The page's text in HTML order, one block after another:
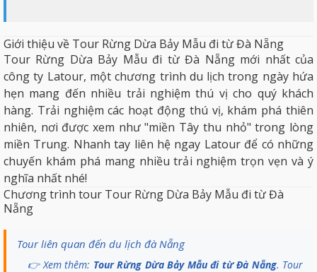
Giới thiệu về Tour Rừng Dừa Bảy Mẫu đi từ Đà Nẵng
Tour Rừng Dừa Bảy Mẫu đi từ Đà Nẵng mới nhất của
công ty Latour, một chương trình du lịch trong ngày hứa
hẹn mang đến nhiều trải nghiệm thú vị cho quý khách
hàng. Trải nghiệm các hoạt động thú vị, khám phá thiên
nhiên, nơi được xem như "miền Tây thu nhỏ" trong lòng
miền Trung. Nhanh tay liên hệ ngay Latour để có những
chuyến khám phá mang nhiều trải nghiệm trọn vẹn và ý
nghĩa nhất nhé!
Chương trình tour Tour Rừng Dừa Bảy Mẫu đi từ Đà
Nẵng
Tour liên quan đến du lịch đà Nẵng
👉 Xem thêm: Tour Rừng Dừa Bảy Mẫu đi từ Đà Nẵng. Tour